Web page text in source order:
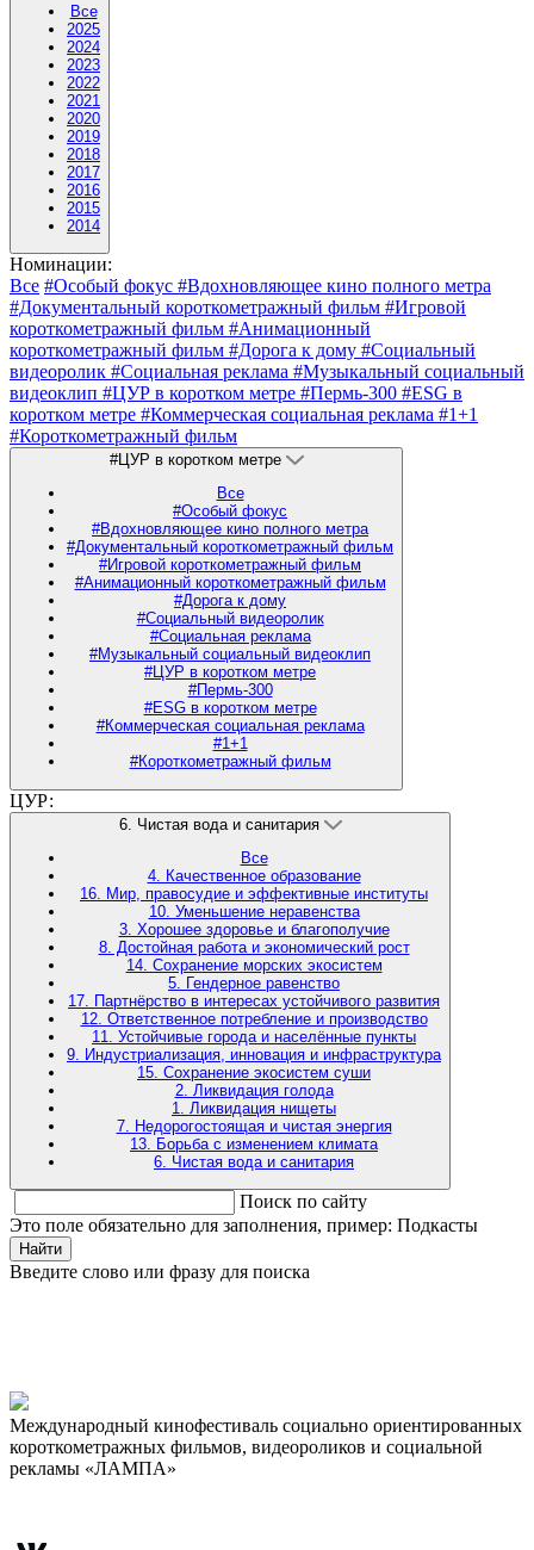
Все
2025
2024
2023
2022
2021
2020
2019
2018
2017
2016
2015
2014
Номинации:
Все #Особый фокус #Вдохновляющее кино полного метра
#Документальный короткометражный фильм #Игровой
короткометражный фильм #Анимационный
короткометражный фильм #Дорога к дому #Социальный
видеоролик #Социальная реклама #Музыкальный социальный
видеоклип #ЦУР в коротком метре #Пермь-300 #ESG в
коротком метре #Коммерческая социальная реклама #1+1
#Короткометражный фильм
#ЦУР в коротком метре
Все
#Особый фокус
#Вдохновляющее кино полного метра
#Документальный короткометражный фильм
#Игровой короткометражный фильм
#Анимационный короткометражный фильм
#Дорога к дому
#Социальный видеоролик
#Социальная реклама
#Музыкальный социальный видеоклип
#ЦУР в коротком метре
#Пермь-300
#ESG в коротком метре
#Коммерческая социальная реклама
#1+1
#Короткометражный фильм
ЦУР:
6. Чистая вода и санитария
Все
4. Качественное образование
16. Мир, правосудие и эффективные институты
10. Уменьшение неравенства
3. Хорошее здоровье и благополучие
8. Достойная работа и экономический рост
14. Сохранение морских экосистем
5. Гендерное равенство
17. Партнёрство в интересах устойчивого развития
12. Ответственное потребление и производство
11. Устойчивые города и населённые пункты
9. Индустриализация, инновация и инфраструктура
15. Сохранение экосистем суши
2. Ликвидация голода
1. Ликвидация нищеты
7. Недорогостоящая и чистая энергия
13. Борьба с изменением климата
6. Чистая вода и санитария
Поиск по сайту
Это поле обязательно для заполнения, пример: Подкасты
Найти
Введите слово или фразу для поиска
Международный кинофестиваль социально ориентированных
короткометражных фильмов, видеороликов и социальной
рекламы «ЛАМПА»